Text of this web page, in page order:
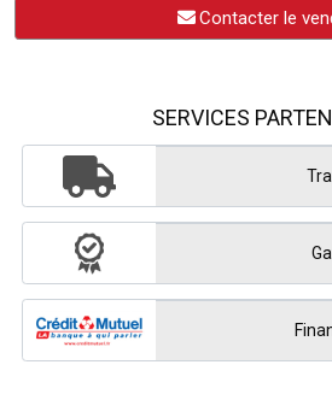
Contacter le
SERVICES